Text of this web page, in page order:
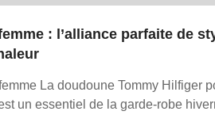
: l’alliance parfaite de
La doudoune Tommy Hilfiger
un essentiel de la garde-robe